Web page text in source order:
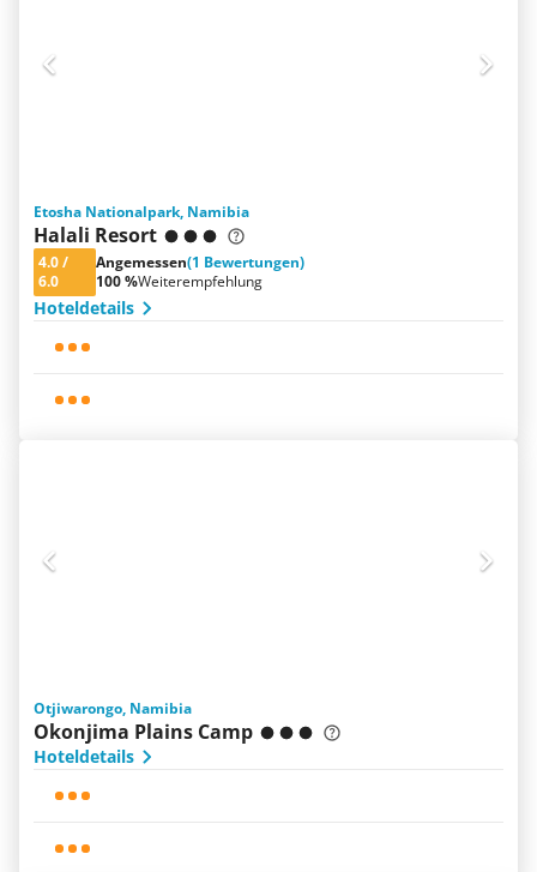
Etosha Nationalpark, Namibia
Halali Resort
4.0/
6.0
Angemessen(1 Bewertungen)
100 %Weiterempfehlung
Hoteldetails
Otjiwarongo, Namibia
Okonjima Plains Camp
Hoteldetails